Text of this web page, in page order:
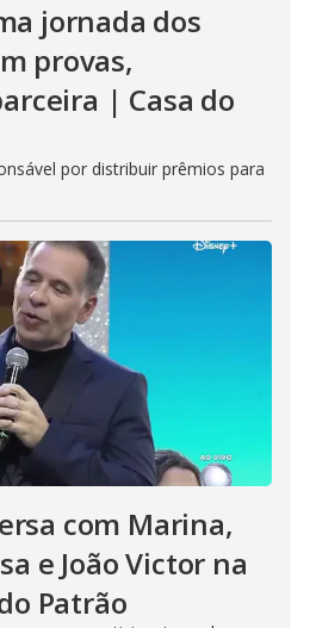
jornada dos
provas,
| Casa do
por distribuir prêmios para
com Marina,
e João Victor na
Patrão